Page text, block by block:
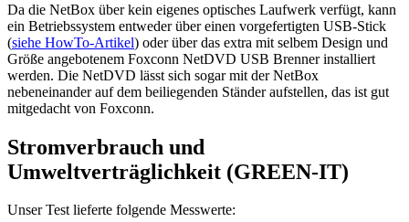
Da die NetBox über kein eigenes optisches Laufwerk verfügt, kann
ein Betriebssystem entweder über einen vorgefertigten USB-Stick
(siehe HowTo-Artikel) oder über das extra mit selbem Design und
Größe angebotenem Foxconn NetDVD USB Brenner installiert
werden. Die NetDVD lässt sich sogar mit der NetBox
nebeneinander auf dem beiliegenden Ständer aufstellen, das ist gut
mitgedacht von Foxconn.
Stromverbrauch und
Umweltverträglichkeit (GREEN-IT)
Unser Test lieferte folgende Messwerte: